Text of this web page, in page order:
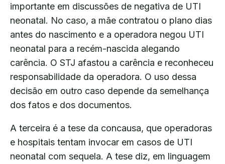
importante em discussões de negativa de UTI
neonatal. No caso, a mãe contratou o plano dias
antes do nascimento e a operadora negou UTI
neonatal para a recém-nascida alegando
carência. O STJ afastou a carência e reconheceu
responsabilidade da operadora. O uso dessa
decisão em outro caso depende da semelhança
dos fatos e dos documentos.
A terceira é a tese da concausa, que operadoras
e hospitais tentam invocar em casos de UTI
neonatal com sequela. A tese diz, em linguagem